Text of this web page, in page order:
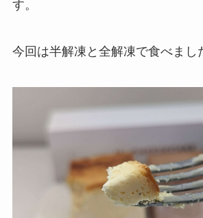
す。
今回は半解凍と全解凍で食べまし